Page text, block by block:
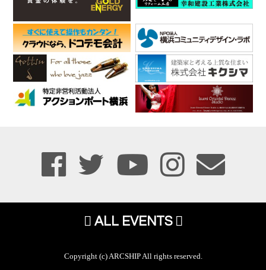
ALL EVENTS
Copyright (c) ARCSHIP All rights reserved.